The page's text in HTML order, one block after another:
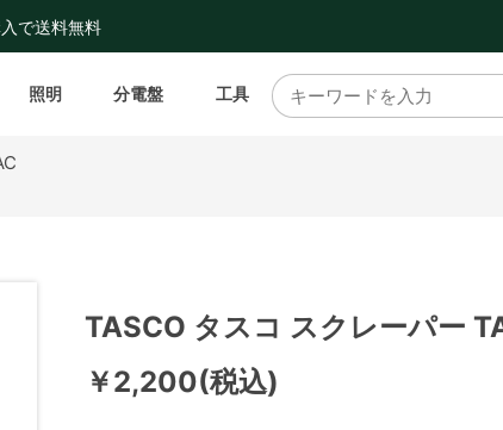
で送料無料
照明 分電盤 工具
TASCO タスコ スクレーパー
￥2,200(税込)